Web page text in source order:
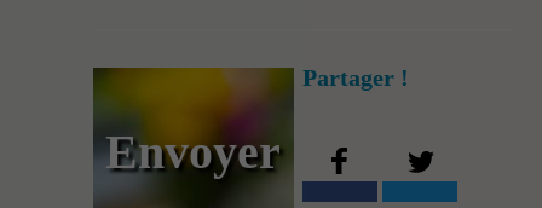
Envoyer
Partager !